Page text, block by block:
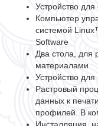
Устройство для
Компьютер
системой
Software
Два стола, для
материалами
Устройство
Растровый
данных к
профилей. В